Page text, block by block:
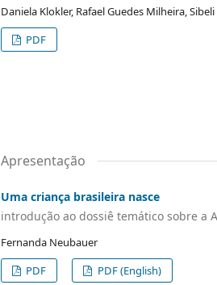
Daniela Klokler, Rafael Guedes Milheira, Sibeli
PDF
Apresentação
Uma criança brasileira nasce
introdução ao dossiê temático sobre a
Fernanda Neubauer
PDF
PDF (English)